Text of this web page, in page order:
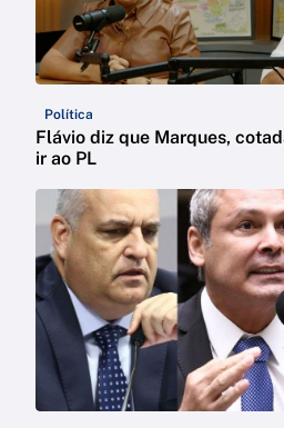
Política
Flávio diz que Marques,
ir ao PL